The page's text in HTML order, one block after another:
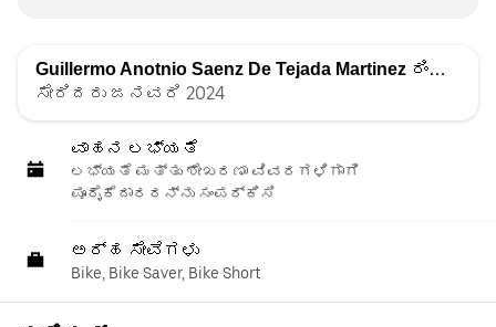
Guillermo Anotnio Saenz De Tejada Martinez ರಿಂದ ಪಟ್ಟಿ ಮಾಡಲಾಗಿದೆ
ಸೇರಿದರು ಜನವರಿ 2024
ವಾಹನ ಲಭ್ಯತೆ
ಲಭ್ಯತೆ ಮತ್ತು ಶೇಖರಣಾ ವಿವರಗಳಿಗಾಗಿ
ಪೂರೈಕೆದಾರರನ್ನು ಸಂಪರ್ಕಿಸಿ
ಅರ್ಹ ಸೇವೆಗಳು
Bike, Bike Saver, Bike Short